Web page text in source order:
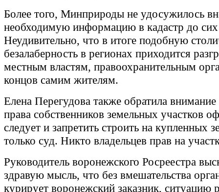
Более того, Минприроды не удосужилось
необходимую информацию в кадастр до
Неудивительно, что в итоге подобную
безалаберность в регионах приходится
местным властям, правоохранительным
концов самим жителям.
Елена Перегудова также обратила
права собственников земельных участков
следует и запретить строить на купленных
только суд. Никто владельцев прав на
Руководитель воронежского Росреестра
здравую мысль, что без вмешательства
курирует воронежский заказник, ситуацию